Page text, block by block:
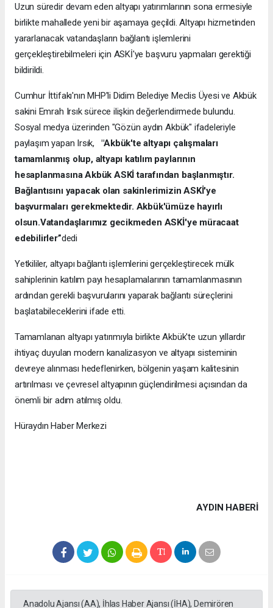
Uzun süredir devam eden altyapı yatırımlarının sona ermesiyle
birlikte mahallede yeni bir aşamaya geçildi. Altyapı hizmetinden
yararlanacak vatandaşların bağlantı işlemlerini
gerçekleştirebilmeleri için ASKİ'ye başvuru yapmaları gerektiği
bildirildi.
Cumhur İttifakı'nın MHP'li Didim Belediye Meclis Üyesi ve Akbük
sakini Emrah Irsık sürece ilişkin değerlendirmede bulundu.
Sosyal medya üzerinden "Gözün aydın Akbük" ifadeleriyle
paylaşım yapan Irsık,
"Akbük'te altyapı çalışmaları
tamamlanmış olup, altyapı katılım paylarının
hesaplanmasına Akbük ASKİ tarafından başlanmıştır.
Bağlantısını yapacak olan sakinlerimizin ASKİ'ye
başvurmaları gerekmektedir. Akbük'ümüze hayırlı
olsun.Vatandaşlarımız gecikmeden ASKİ'ye müracaat
edebilirler”dedi
Yetkililer, altyapı bağlantı işlemlerini gerçekleştirecek mülk
sahiplerinin katılım payı hesaplamalarının tamamlanmasının
ardından gerekli başvurularını yaparak bağlantı süreçlerini
başlatabileceklerini ifade etti.
Tamamlanan altyapı yatırımıyla birlikte Akbük'te uzun yıllardır
ihtiyaç duyulan modern kanalizasyon ve altyapı sisteminin
devreye alınması hedeflenirken, bölgenin yaşam kalitesinin
artırılması ve çevresel altyapının güçlendirilmesi açısından da
önemli bir adım atılmış oldu.
Hüraydın Haber Merkezi
AYDIN HABERİ
Anadolu Ajansı (AA), İhlas Haber Ajansı (İHA), Demirören